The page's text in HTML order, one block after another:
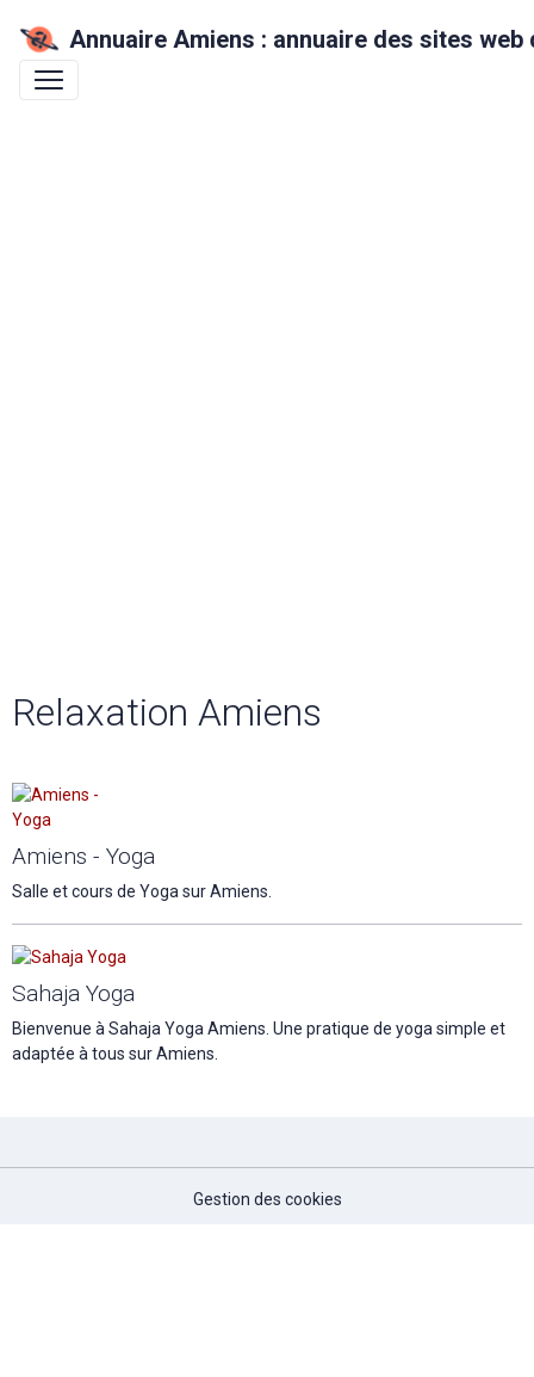
Annuaire Amiens : annuaire des sites
Relaxation Amiens
Amiens - Yoga
Salle et cours de Yoga sur Amiens.
Sahaja Yoga
Bienvenue à Sahaja Yoga Amiens. Une pratique de yoga simple et
adaptée à tous sur Amiens.
Gestion des cookies